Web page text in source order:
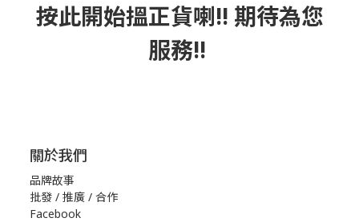
按此開始搵正貨喇!! 期待為您
服務!!
關於我們
品牌故事
批發 / 推廣 / 合作
Facebook